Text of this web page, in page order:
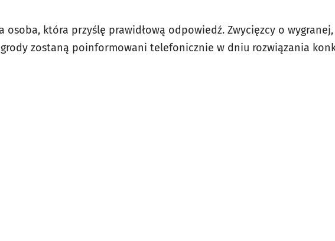
osoba, która przyślę prawidłową odpowiedź. Zwycięzcy o wygranej,
zostaną poinformowani telefonicznie w dniu rozwiązania